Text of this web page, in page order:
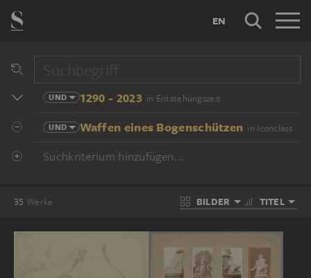
EN
UND 1290 - 2023 in Entstehungszeit
UND Waffen eines Bogenschützen in Iconclass
Suchkriterium hinzufügen...
35 Werke BILDER TITEL